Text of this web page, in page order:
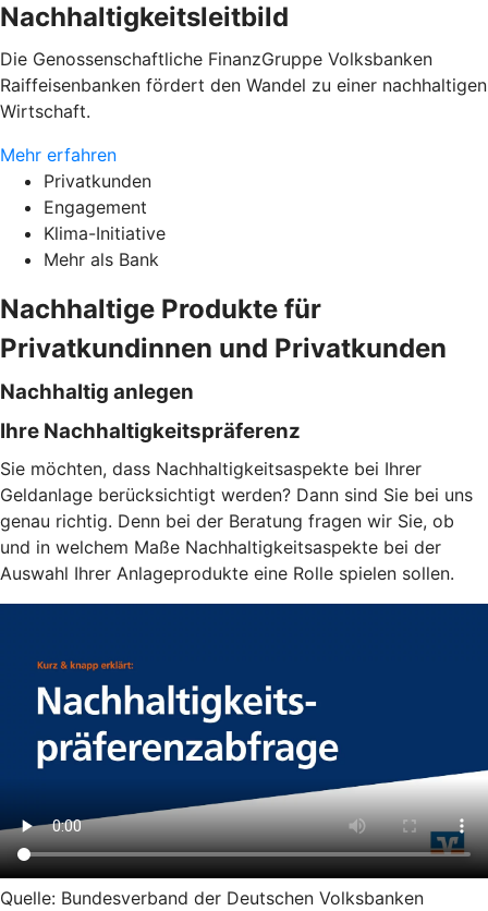
Nachhaltigkeitsleitbild
Die Genossenschaftliche FinanzGruppe Volksbanken
Raiffeisenbanken fördert den Wandel zu einer nachhaltigen
Wirtschaft.
Mehr erfahren
Privatkunden
Engagement
Klima-Initiative
Mehr als Bank
Nachhaltige Produkte für
Privatkundinnen und Privatkunden
Nachhaltig anlegen
Ihre Nachhaltigkeitspräferenz
Sie möchten, dass Nachhaltigkeitsaspekte bei Ihrer
Geldanlage berücksichtigt werden? Dann sind Sie bei uns
genau richtig. Denn bei der Beratung fragen wir Sie, ob
und in welchem Maße Nachhaltigkeitsaspekte bei der
Auswahl Ihrer Anlageprodukte eine Rolle spielen sollen.
Quelle: Bundesverband der Deutschen Volksbanken